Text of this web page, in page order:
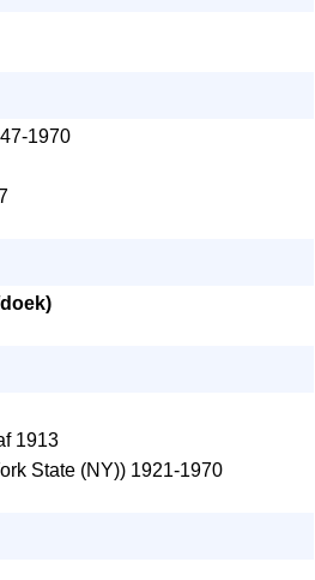
1970
1913
State (NY)) 1921-1970